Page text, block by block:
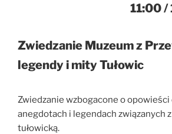
11:00
Zwiedzanie Muzeum z
legendy i mity Tułowic
Zwiedzanie wzbogacone o opowieści
anegdotach i legendach związanych
tułowicką.